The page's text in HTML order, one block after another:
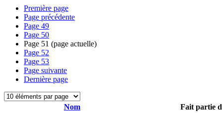
Première page
Page précédente
Page 49
Page 50
Page 51 (page actuelle)
Page 52
Page 53
Page suivante
Dernière page
Nom
Fait partie